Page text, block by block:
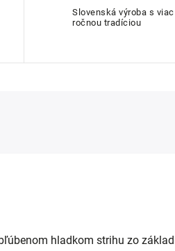
Slovenská výroba s
ročnou tradíciou
hladkom strihu zo